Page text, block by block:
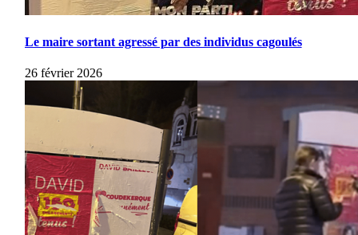
Le maire sortant agressé par des individus cagoulés
26 février 2026